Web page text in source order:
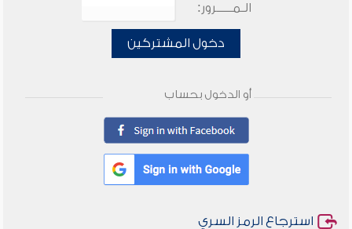
الـمـــــرور:
دخول المشتركين
أو الدخول بحساب
استرجاع الرمز السري